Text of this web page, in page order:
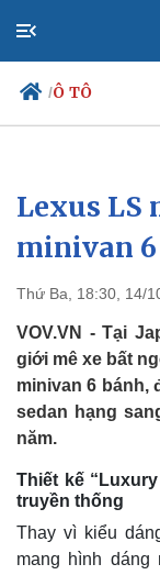
/Ô TÔ
Chính trị
Đảng
Tổ chức nhân sự
Nhận diện sự thật
Lexus LS
minivan 6
Thứ Ba, 18:30, 14/
VOV.VN - Tại
giới mê xe bất
minivan 6 bánh,
sedan hạng
năm.
Thiết kế
truyền thống
Thay vì kiểu
mang hình dáng